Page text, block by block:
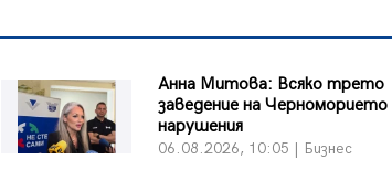
Анна Митова: Всяко трето
заведение на Черноморието
нарушения
06.08.2026, 10:05 | Бизнес